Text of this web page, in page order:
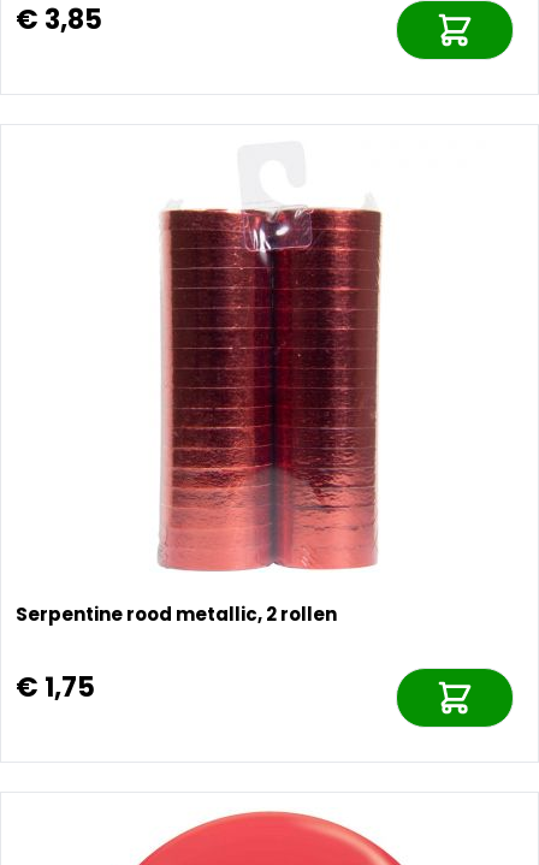
€ 3,85
Serpentine rood metallic, 2 rollen
€ 1,75